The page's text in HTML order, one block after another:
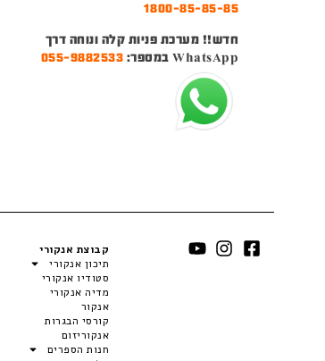
1800-85-85-85
חדש!! מערכת פניות קלה ונוחה דרך
WhatsApp במספר:
055-9882533
קבוצת אנקורי
תיכון אנקורי
סטודיו אנקורי
מדיה אנקורי
אנקור
קורסי הבגרות
אנקוריזום
חנות הספרים